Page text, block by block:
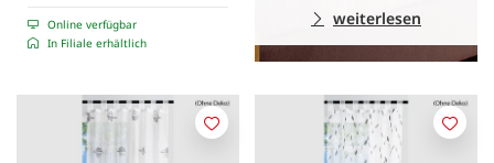
Online verfügbar
In Filiale erhältlich
weiterlesen
Merken